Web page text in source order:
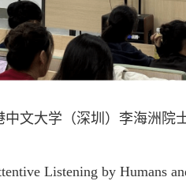
中文大学（深圳）李海洲院
Listening by Humans